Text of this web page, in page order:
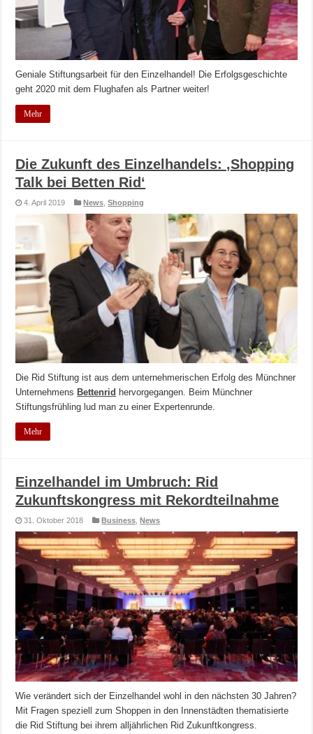
Geniale Stiftungsarbeit für den Einzelhandel! Die Erfolgsgeschichte
geht 2020 mit dem Flughafen als Partner weiter!
Mehr
Die Zukunft des Einzelhandels: ‚Shopping
Talk bei Betten Rid‘
4. April 2019 News ,Shopping
Die Rid Stiftung ist aus dem unternehmerischen Erfolg des Münchner
Unternehmens Bettenrid hervorgegangen. Beim Münchner
Stiftungsfrühling lud man zu einer Expertenrunde.
Mehr
Einzelhandel im Umbruch: Rid
Zukunftskongress mit Rekordteilnahme
31. Oktober 2018 Business News
Wie verändert sich der Einzelhandel wohl in den nächsten 30 Jahren?
Mit Fragen speziell zum Shoppen in den Innenstädten thematisierte
die Rid Stiftung bei ihrem alljährlichen Rid Zukunftkongress.